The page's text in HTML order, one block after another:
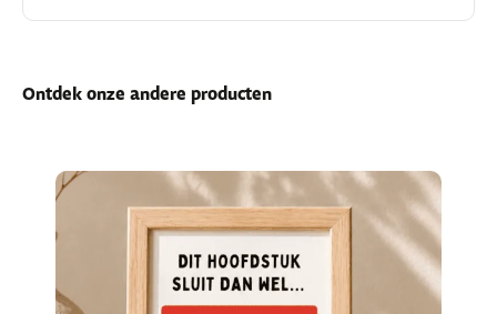
Ontdek onze andere producten